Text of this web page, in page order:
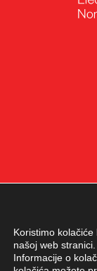
Koristimo
našoj web stranici.
Informacije o